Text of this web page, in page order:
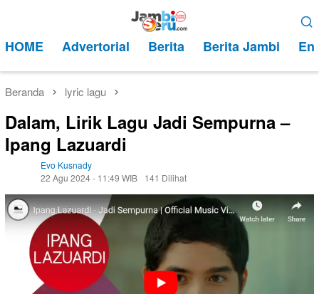
kontenMobile
HOME Advertorial Berita Berita Jambi
Beranda lyric lagu
Dalam, Lirik Lagu Jadi Sempurna –
Ipang Lazuardi
Evo Kusnady
22 Agu 2024 - 11:49 WIB
141 Dilihat